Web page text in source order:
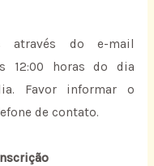
através do e-mail
12:00 horas do dia
Favor informar o
de contato.